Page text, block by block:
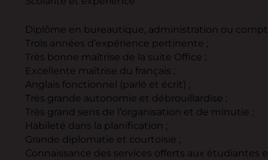
Diplôme en bureautique, administration ou
Trois années d’expérience pertinente ;
Très bonne maîtrise de la suite Office ;
Excellente maîtrise du français ;
Anglais fonctionnel (parlé et écrit) ;
Très grande autonomie et débrouillardise ;
Très grand sens de l’organisation et de minutie ;
Habileté dans la planification ;
Grande diplomatie et courtoisie ;
Connaissance des services offerts aux étudiantes